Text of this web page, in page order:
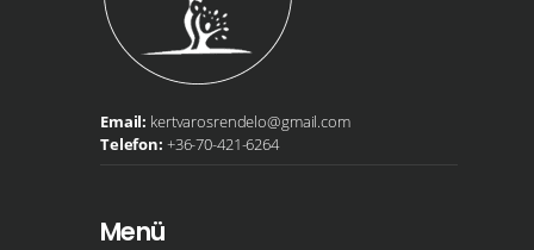
Email: kertvarosrendelo@gmail.com
Telefon: +36-70-421-6264
Menü